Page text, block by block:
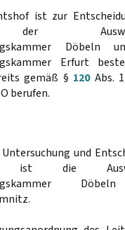
ist zur
der
Döbeln
Erfurt
gemäß § 120Abs.
berufen.
und
ist die